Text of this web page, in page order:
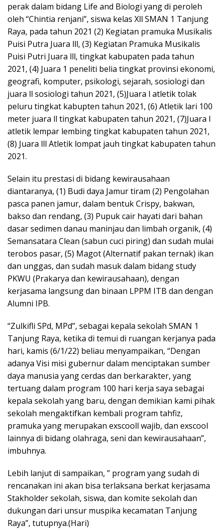
perak dalam bidang Life and Biologi yang di peroleh
oleh “Chintia renjani”, siswa kelas Xll SMAN 1 Tanjung
Raya, pada tahun 2021 (2) Kegiatan pramuka Musikalis
Puisi Putra Juara lll, (3) Kegiatan Pramuka Musikalis
Puisi Putri Juara lll, tingkat kabupaten pada tahun
2021, (4) Juara 1 peneliti belia tingkat provinsi ekonomi,
geografi, komputer, psikologi, sejarah, sosiologi dan
juara ll sosiologi tahun 2021, (5)Juara l atletik tolak
peluru tingkat kabupten tahun 2021, (6) Atletik lari 100
meter juara ll tingkat kabupaten tahun 2021, (7)Juara l
atletik lempar lembing tingkat kabupaten tahun 2021,
(8) Juara lll Atletik lompat jauh tingkat kabupaten tahun
2021.
Selain itu prestasi di bidang kewirausahaan
diantaranya, (1) Budi daya Jamur tiram (2) Pengolahan
pasca panen jamur, dalam bentuk Crispy, bakwan,
bakso dan rendang, (3) Pupuk cair hayati dari bahan
dasar sedimen danau maninjau dan limbah organik, (4)
Semansatara Clean (sabun cuci piring) dan sudah mulai
terobos pasar, (5) Magot (Alternatif pakan ternak) ikan
dan unggas, dan sudah masuk dalam bidang study
PKWU (Prakarya dan kewirausahaan), dengan
kerjasama langsung dan binaan LPPM ITB dan dengan
Alumni IPB.
“Zulkifli SPd, MPd”, sebagai kepala sekolah SMAN 1
Tanjung Raya, ketika di temui di ruangan kerjanya pada
hari, kamis (6/1/22) beliau menyampaikan, “Dengan
adanya Visi misi gubernur dalam menciptakan sumber
daya manusia yang cerdas dan berkarakter, yang
tertuang dalam program 100 hari kerja saya sebagai
kepala sekolah yang baru, dengan demikian kami pihak
sekolah mengaktifkan kembali program tahfiz,
pramuka yang merupakan exscooll wajib, dan exscool
lainnya di bidang olahraga, seni dan kewirausahaan”,
imbuhnya.
Lebih lanjut di sampaikan, ” program yang sudah di
rencanakan ini akan bisa terlaksana berkat kerjasama
Stakholder sekolah, siswa, dan komite sekolah dan
dukungan dari unsur muspika kecamatan Tanjung
Raya”, tutupnya.(Hari)